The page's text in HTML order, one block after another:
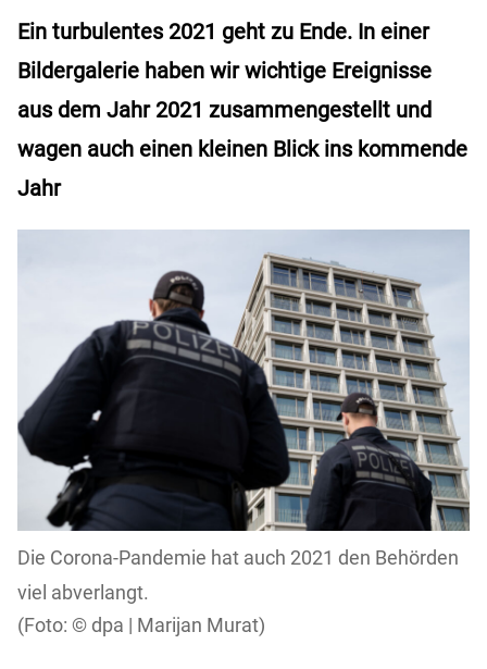
Ein turbulentes 2021 geht zu Ende. In einer
Bildergalerie haben wir wichtige Ereignisse
aus dem Jahr 2021 zusammengestellt und
wagen auch einen kleinen Blick ins kommende
Jahr
Die Corona-Pandemie hat auch 2021 den Behörden
viel abverlangt.
dpa | Marijan Murat)